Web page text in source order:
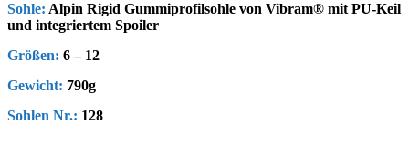
Sohle: Alpin Rigid Gummiprofilsohle von Vibram® mit PU-Keil
und integriertem Spoiler
Größen: 6 – 12
Gewicht: 790g
Sohlen Nr.: 128